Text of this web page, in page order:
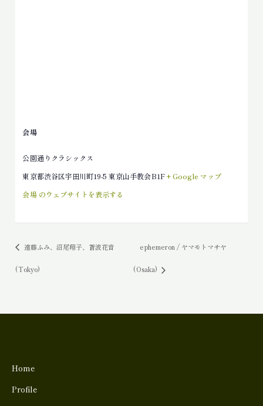
会場
公園通りクラシックス
東京都渋谷区宇田川町19-5 東京山手教会B1F+ Google マップ
会場 のウェブサイトを表示する
遠藤ふみ、沼尾翔子、蒼波花音
(Tokyo)
ephemeron / ヤマモトマサヤ
(Osaka)
Home
Profile